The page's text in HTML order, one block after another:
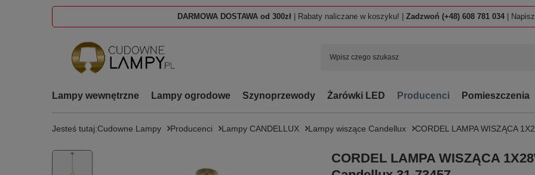
DARMOWA DOSTAWA od 300zł | Rabaty naliczane w koszyku! | Zadzwoń (+48) 608 781 034 |
Lampy wewnętrzne Lampy ogrodowe Szynoprzewody Żarówki LED Producenci Pomieszczenia
Jesteś tutaj:Cudowne Lampy Producenci Lampy CANDELLUX Lampy wiszące Candellux CORDEL LAMPA WISZĄCA
CORDEL LAMPA WISZĄCA